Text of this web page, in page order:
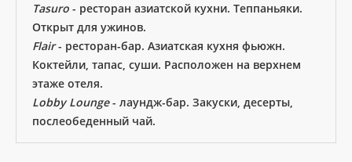
Tasuro - ресторан азиатской кухни. Теппаньяки.
Открыт для ужинов.
Flair- ресторан-бар. Азиатская кухня фьюжн.
Коктейли, тапас, суши. Расположен на верхнем
этаже отеля.
Lobby Lounge- лаундж-бар. Закуски, десерты,
послеобеденный чай.